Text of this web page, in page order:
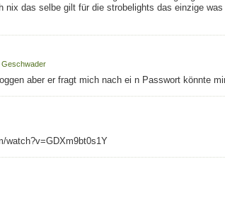
das selbe gilt für die strobelights das einzige
Geschwader
aber er fragt mich nach ei n Passwort könnte
watch?v=GDXm9bt0s1Y